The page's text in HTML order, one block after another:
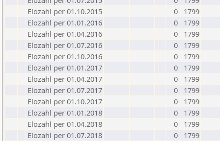
Elozahl per 01.10.2015
0
1799
Elozahl per 01.01.2016
0
1799
Elozahl per 01.04.2016
0
1799
Elozahl per 01.07.2016
0
1799
Elozahl per 01.10.2016
0
1799
Elozahl per 01.01.2017
0
1799
Elozahl per 01.04.2017
0
1799
Elozahl per 01.07.2017
0
1799
Elozahl per 01.10.2017
0
1799
Elozahl per 01.01.2018
0
1799
Elozahl per 01.04.2018
0
1799
Elozahl per 01.07.2018
0
1799